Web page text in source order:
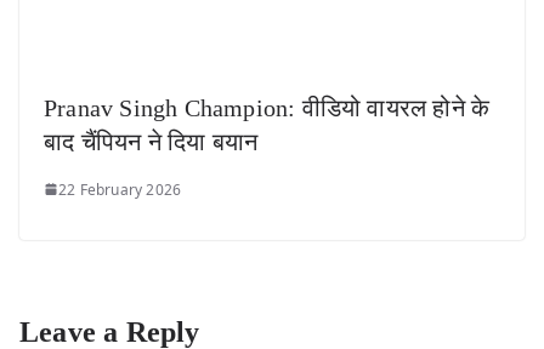
Pranav Singh Champion: वीडियो वायरल होने के
बाद चैंपियन ने दिया बयान
22 February 2026
Leave a Reply